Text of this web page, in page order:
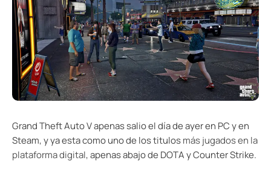
Grand Theft Auto V apenas salio el día de ayer en PC y en
Steam, y ya esta como uno de los titulosmás jugados en la
plataforma digital, apenas abajo de DOTA y Counter Strike.